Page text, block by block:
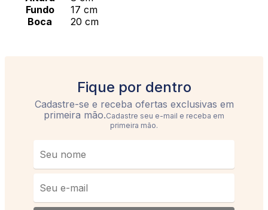
forma. Resultando em um aspecto irresistível. Ótimo
para panificação, confeitaria e uso doméstico.
Contém: 1 Peça
Peso aproximado: 132 g
Regras Gerais:
Imagens meramente ilustrativas.
Todo produto deve ser previamente higienizado,
antes do seu uso.
Fundo
17 cm
Boca
20 cm
Fique por dentro
Cadastre seu e-mail e receba em
primeira mão.